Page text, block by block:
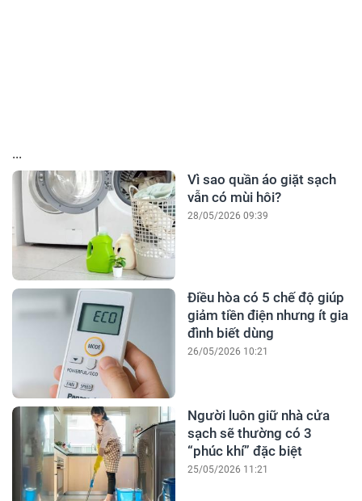
...
Vì sao quần áo giặt sạch
vẫn có mùi hôi?
28/05/2026 09:39
Điều hòa có 5 chế độ giúp
giảm tiền điện nhưng ít gia
đình biết dùng
26/05/2026 10:21
Người luôn giữ nhà cửa
sạch sẽ thường có 3
“phúc khí” đặc biệt
25/05/2026 11:21